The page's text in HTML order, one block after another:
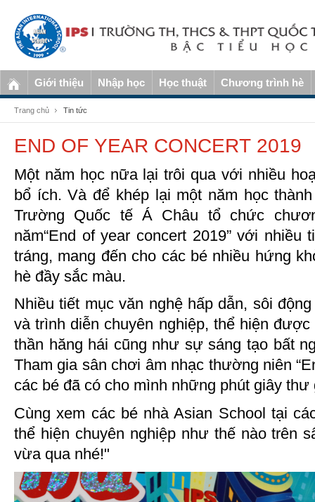
Giới thiệu Nhập học Học thuật Chương trình hè
Trang chủ Tin tức
END OF YEAR CONCERT 2019
Một năm học nữa lại trôi qua với nhiều
bổ ích. Và để khép lại một năm học
Trường Quốc tế Á Châu tổ chức
năm“End of year concert 2019” với nhiều
tráng, mang đến cho các bé nhiều hứng
hè đầy sắc màu.
Nhiều tiết mục văn nghệ hấp dẫn, sôi
và trình diễn chuyên nghiệp, thể hiện
thần hăng hái cũng như sự sáng tạo bất
Tham gia sân chơi âm nhạc thường niên
các bé đã có cho mình những phút giây
Cùng xem các bé nhà Asian School tại
thể hiện chuyên nghiệp như thế nào trên
vừa qua nhé!"